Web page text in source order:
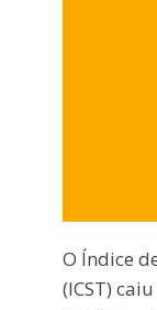
O Índice
(ICST)